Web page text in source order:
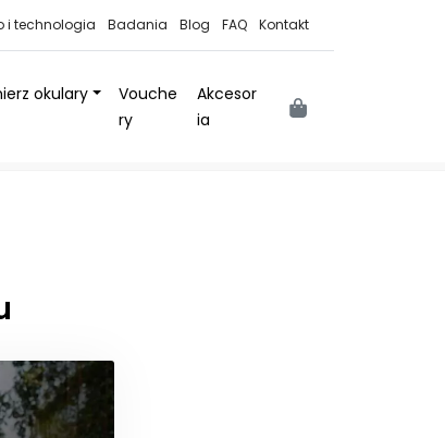
i technologia Badania Blog FAQ Kontakt
okulary
Vouche
ry
Akcesor
ia